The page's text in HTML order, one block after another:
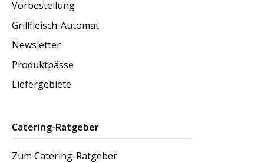
Vorbestellung
Grillfleisch-Automat
Newsletter
Produktpässe
Liefergebiete
Catering-Ratgeber
Zum Catering-Ratgeber